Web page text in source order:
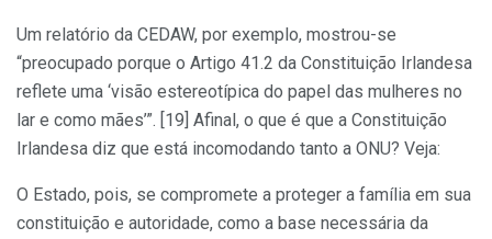
Um relatório da CEDAW, por exemplo, mostrou-se
“preocupado porque o Artigo 41.2 da Constituição Irlandesa
reflete uma ‘visão estereotípica do papel das mulheres no
lar e como mães’”. [19] Afinal, o que é que a Constituição
Irlandesa diz que está incomodando tanto a ONU? Veja:
O Estado, pois, se compromete a proteger a família em sua
constituição e autoridade, como a base necessária da